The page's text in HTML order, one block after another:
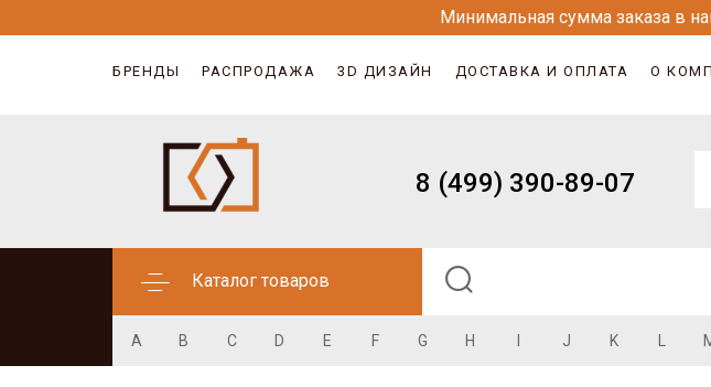
Минимальная сумма заказа в
БРЕНДЫ РАСПРОДАЖА 3D ДИЗАЙН ДОСТАВКА И ОПЛАТА О
8 (499) 390-89-07
Каталог товаров
A B C D E F G H J K